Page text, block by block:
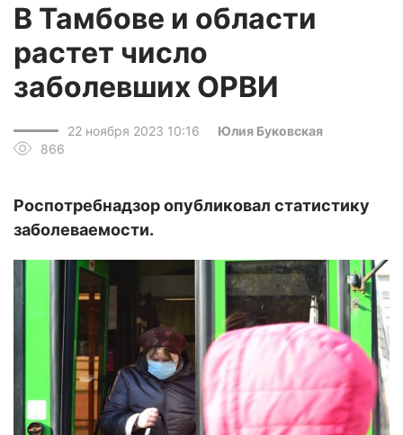
В Тамбове и области
растет число
заболевших ОРВИ
22 ноября 2023 10:16
Юлия Буковская
866
Роспотребнадзор опубликовал статистику
заболеваемости.